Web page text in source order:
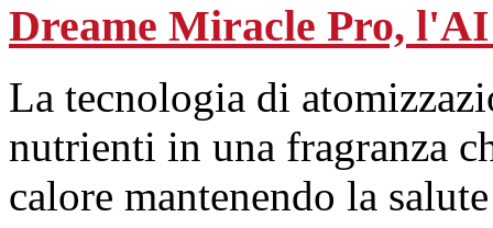
Dreame Miracle Pro,
La tecnologia di
nutrienti in una fragranza
calore mantenendo la